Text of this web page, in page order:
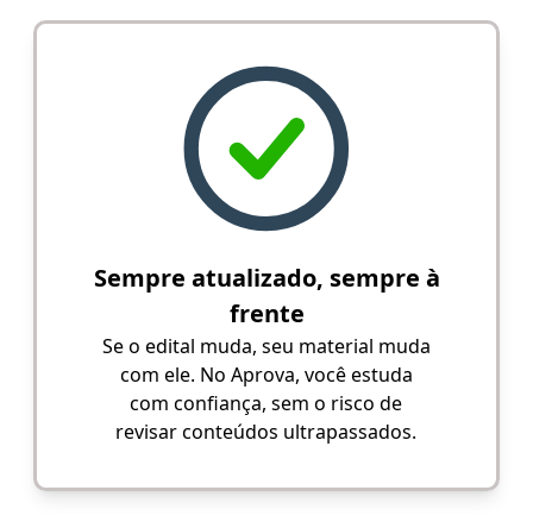
Sempre atualizado, sempre à
frente
Se o edital muda, seu material muda
com ele. No Aprova, você estuda
com confiança, sem o risco de
revisar conteúdos ultrapassados.